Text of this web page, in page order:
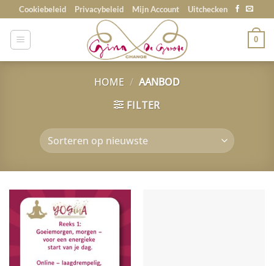
to
content
Cookiebeleid Privacybeleid Mijn Account Uitchecken
0
HOME / AANBOD
FILTER